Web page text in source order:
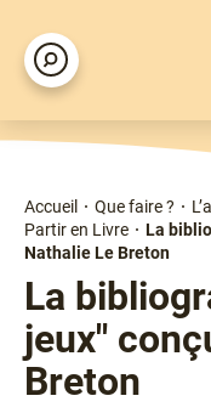
Aller
au
contenu
principal
Rechercher
Fil
d'Ariane
Accueil Que faire ?
Partir en Livre
La
Nathalie Le Breton
La
jeux"
Breton